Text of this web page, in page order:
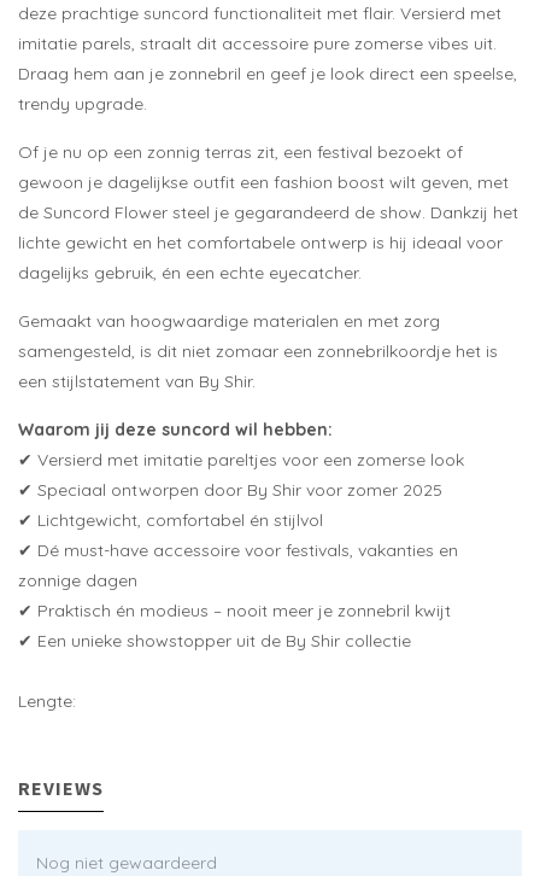
deze prachtige suncord functionaliteit met flair. Versierd met
imitatie parels, straalt dit accessoire pure zomerse vibes uit.
Draag hem aan je zonnebril en geef je look direct een speelse,
trendy upgrade.
Of je nu op een zonnig terras zit, een festival bezoekt of
gewoon je dagelijkse outfit een fashion boost wilt geven, met
de Suncord Flower steel je gegarandeerd de show. Dankzij het
lichte gewicht en het comfortabele ontwerp is hij ideaal voor
dagelijks gebruik, én een echte eyecatcher.
Gemaakt van hoogwaardige materialen en met zorg
samengesteld, is dit niet zomaar een zonnebrilkoordje het is
een stijlstatement van By Shir.
Waarom jij deze suncord wil hebben:
✔ Versierd met imitatie pareltjes voor een zomerse look
✔ Speciaal ontworpen door By Shir voor zomer 2025
✔ Lichtgewicht, comfortabel én stijlvol
✔ Dé must-have accessoire voor festivals, vakanties en
zonnige dagen
✔ Praktisch én modieus – nooit meer je zonnebril kwijt
✔ Een unieke showstopper uit de By Shir collectie
Lengte:
REVIEWS
Nog niet gewaardeerd